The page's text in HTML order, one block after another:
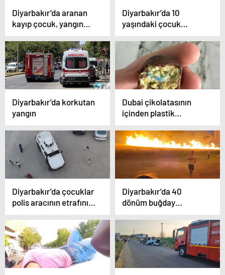
Diyarbakır’da aranan
kayıp çocuk, yangın
ölü bulundu
Diyarbakır’da 10
yaşındaki çocuk
kapılarak hayatını
kaybetti
Diyarbakır’da korkutan
yangın
Dubai çikolatasının
içinden plastik
dönen çocuğun
imdadına annesi yetişti
Diyarbakır’da çocuklar
polis aracının etrafını
ve araca
bindirilmeleriyle
merakları giderildi
Diyarbakır’da 40
dönüm buğday